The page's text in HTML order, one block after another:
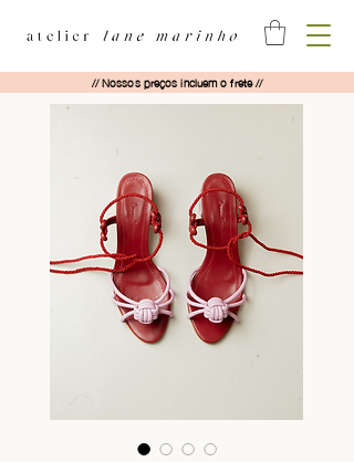
// Nossos preços incluem o frete //